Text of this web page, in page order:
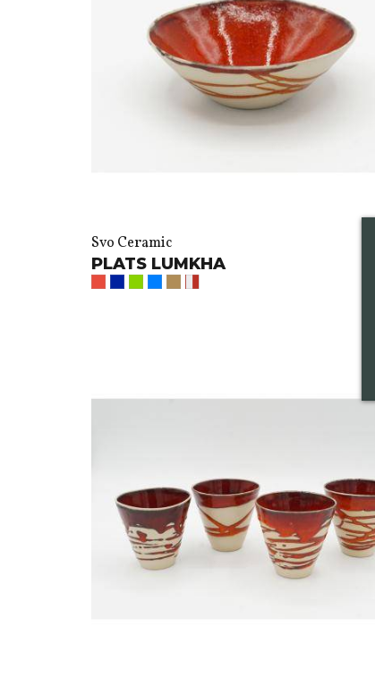
Svo Ceramic
PLATS LUMKHA